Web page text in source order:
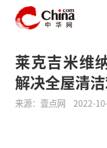
莱克吉米维
解决全屋清
来源：壹点网 2022-